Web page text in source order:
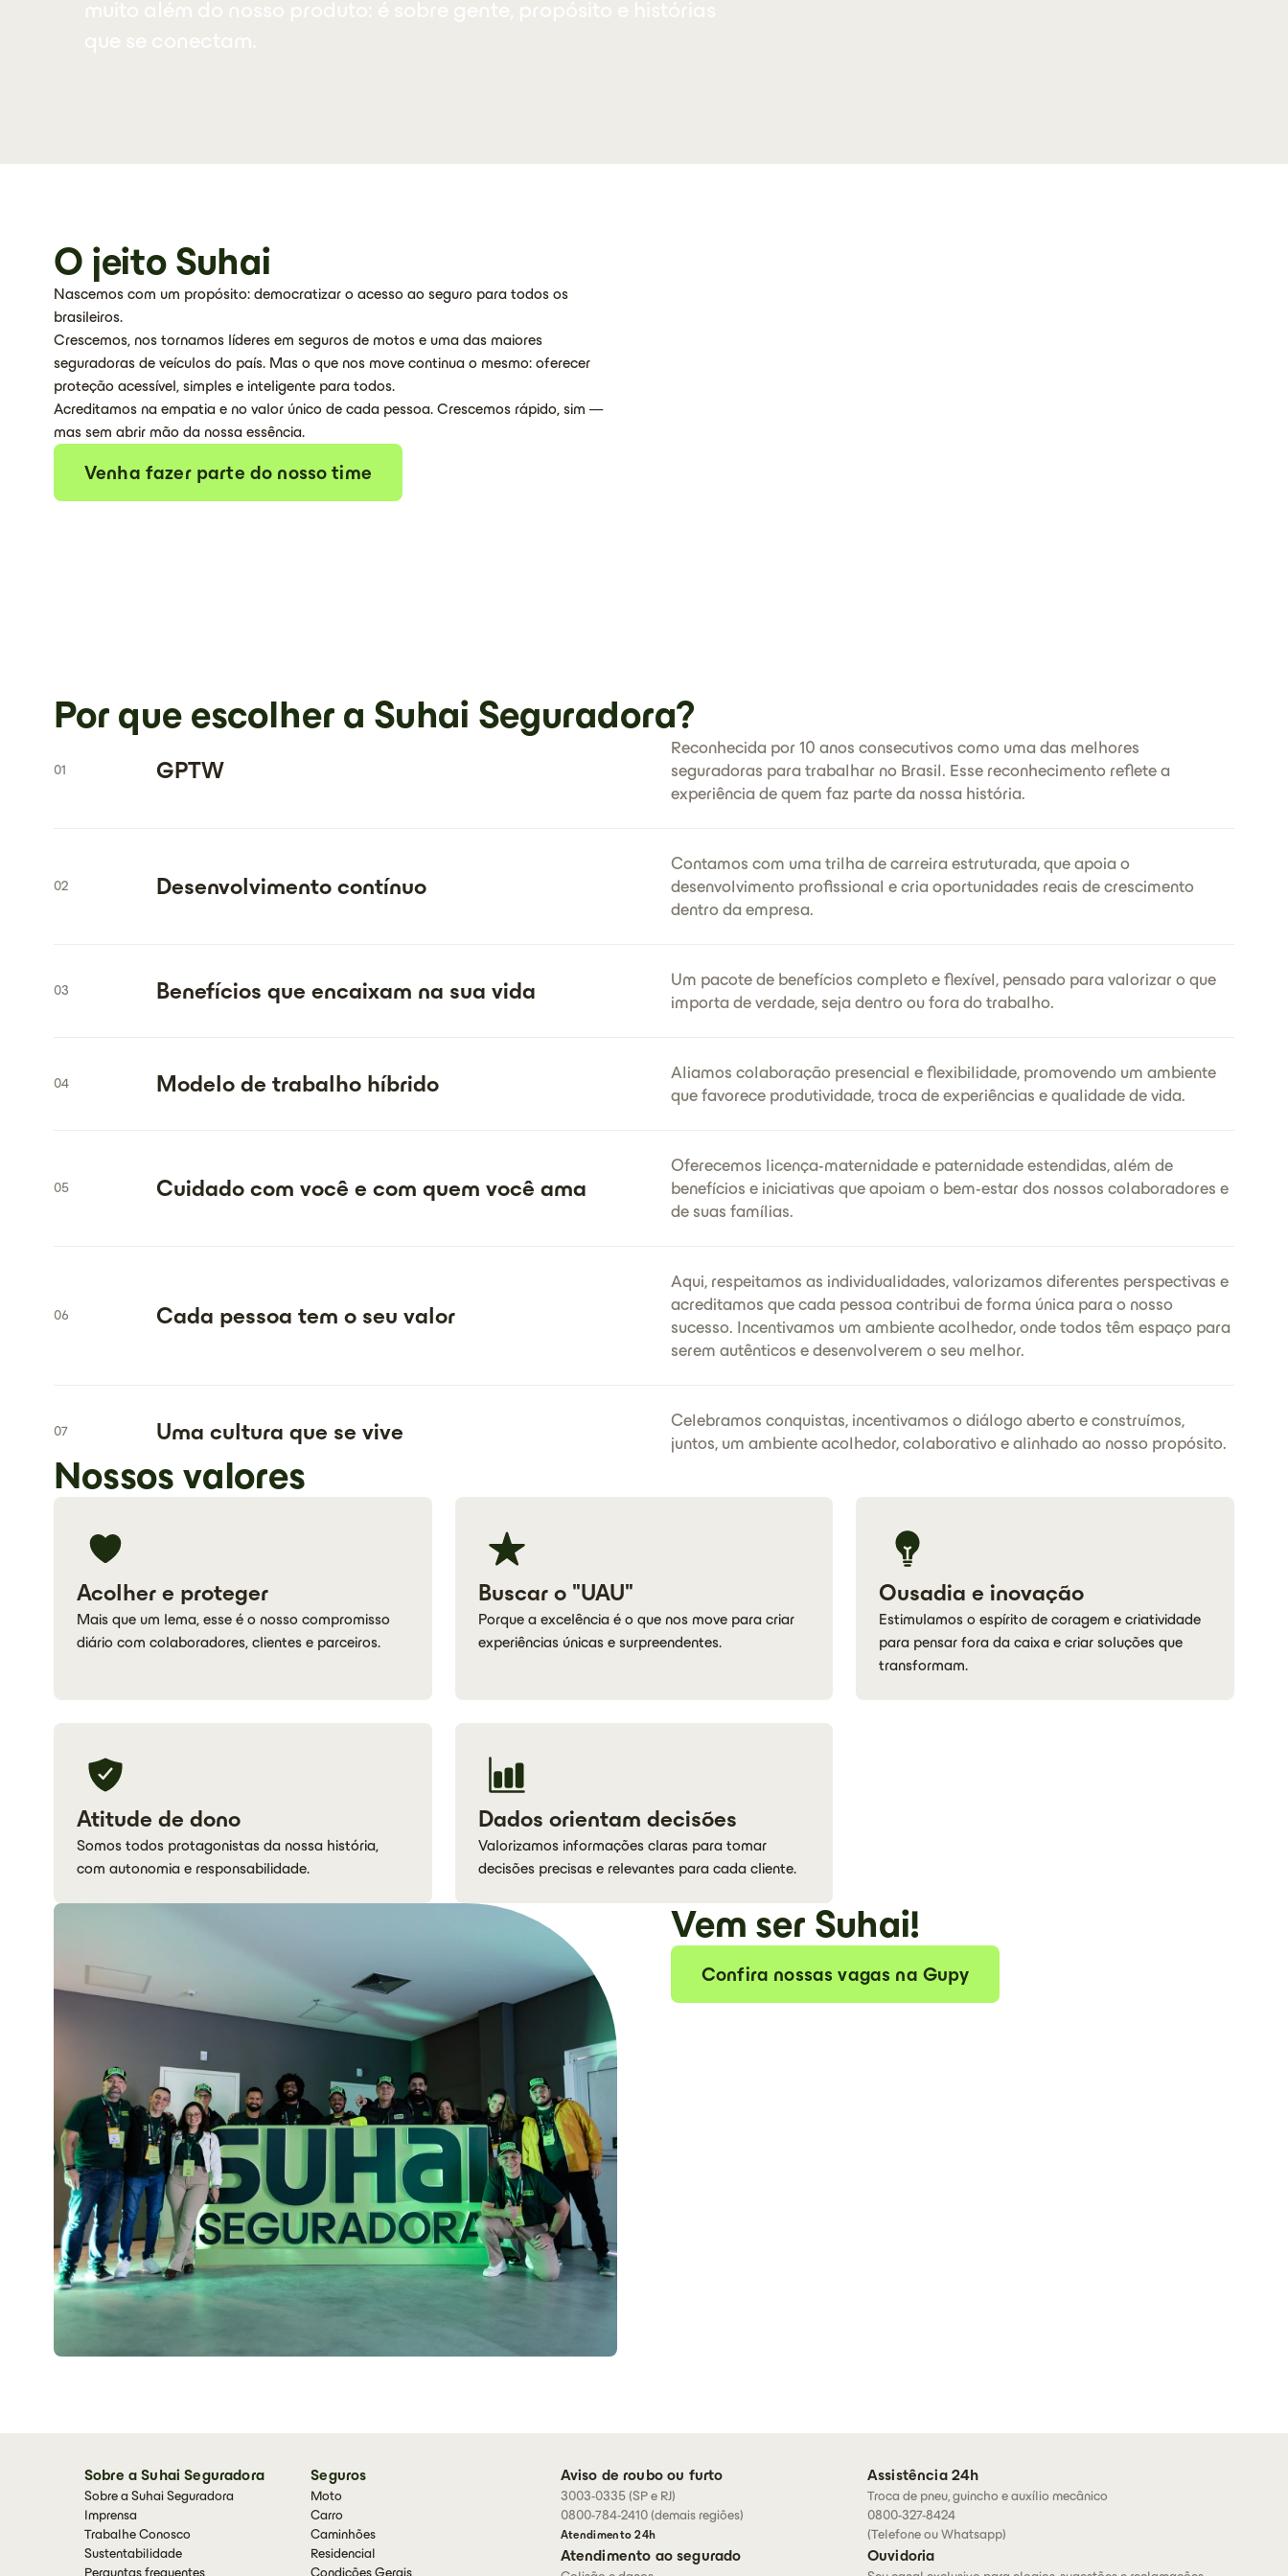
O jeito Suhai
Nascemos com um propósito: democratizar o acesso ao seguro para todos os
brasileiros.
Crescemos, nos tornamos líderes em seguros de motos e uma das maiores
seguradoras de veículos do país. Mas o que nos move continua o mesmo: oferecer
proteção acessível, simples e inteligente para todos.
Acreditamos na empatia e no valor único de cada pessoa. Crescemos rápido, sim —
mas sem abrir mão da nossa essência.
Venha fazer parte do nosso time
Por que escolher a Suhai Seguradora?
01 GPTW
Reconhecida por 10 anos consecutivos como uma das melhores
seguradoras para trabalhar no Brasil. Esse reconhecimento reflete a
experiência de quem faz parte da nossa história.
02 Desenvolvimento contínuo
Contamos com uma trilha de carreira estruturada, que apoia o
desenvolvimento profissional e cria oportunidades reais de crescimento
dentro da empresa.
03 Benefícios que encaixam na sua vida
Um pacote de benefícios completo e flexível, pensado para valorizar o que
importa de verdade, seja dentro ou fora do trabalho.
04 Modelo de trabalho híbrido
Aliamos colaboração presencial e flexibilidade, promovendo um ambiente
que favorece produtividade, troca de experiências e qualidade de vida.
05 Cuidado com você e com quem você ama
Oferecemos licença-maternidade e paternidade estendidas, além de
benefícios e iniciativas que apoiam o bem-estar dos nossos colaboradores e
de suas famílias.
06 Cada pessoa tem o seu valor
Aqui, respeitamos as individualidades, valorizamos diferentes perspectivas e
acreditamos que cada pessoa contribui de forma única para o nosso
sucesso. Incentivamos um ambiente acolhedor, onde todos têm espaço para
serem autênticos e desenvolverem o seu melhor.
07 Uma cultura que se vive
Celebramos conquistas, incentivamos o diálogo aberto e construímos,
juntos, um ambiente acolhedor, colaborativo e alinhado ao nosso propósito.
Nossos valores
Acolher e proteger
Mais que um lema, esse é o nosso compromisso
diário com colaboradores, clientes e parceiros.
Buscar o "UAU"
Porque a excelência é o que nos move para criar
experiências únicas e surpreendentes.
Ousadia e inovação
Estimulamos o espírito de coragem e criatividade
para pensar fora da caixa e criar soluções que
transformam.
Atitude de dono
Somos todos protagonistas da nossa história,
com autonomia e responsabilidade.
Dados orientam decisões
Valorizamos informações claras para tomar
decisões precisas e relevantes para cada cliente.
Vem ser Suhai!
Confira nossas vagas na Gupy
Sobre a Suhai Seguradora
Sobre a Suhai Seguradora
Imprensa
Trabalhe Conosco
Sustentabilidade
Perguntas frequentes
Seguros
Moto
Carro
Caminhões
Residencial
Condições Gerais
Aviso de roubo ou furto
3003-0335 (SP e RJ)
0800-784-2410 (demais regiões)
Atendimento 24h
Atendimento ao segurado
Assistência 24h
Troca de pneu, guincho e auxílio mecânico
0800-327-8424
(Telefone ou Whatsapp)
Ouvidoria